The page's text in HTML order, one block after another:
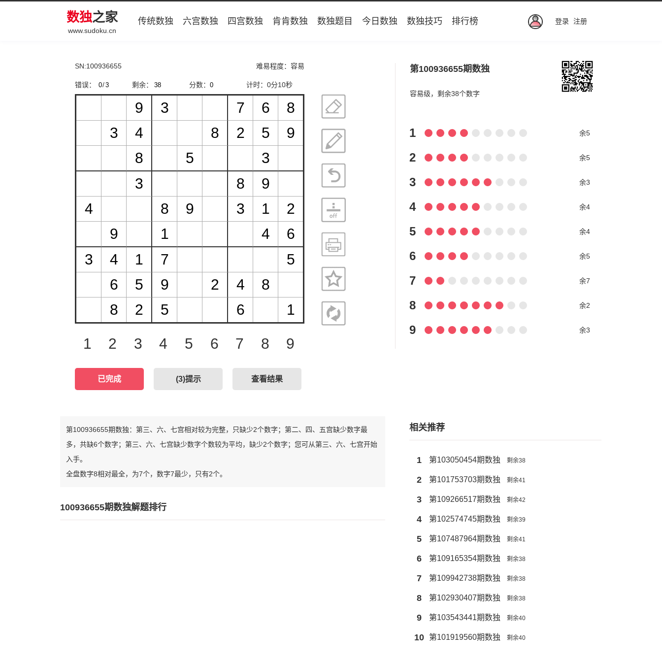
数独之家
www.sudoku.cn
传统数独 六宫数独 四宫数独 肯肯数独 数独题目 今日数独 数独技巧 排行榜 登录 注册
SN:100936655 难易程度：容易
错误： / 剩余： 分数： 计时： 0分10秒
1 2 3 4 5 6 7 8 9
已完成 (3)提示 查看结果
第100936655期数独
容易级，剩余38个数字
1 余5
2 余5
3 余3
4 余4
5 余4
6 余5
7 余7
8 余2
9 余3
第100936655期数独：第三、六、七宫相对较为完整，只缺少2个数字；第二、四、五宫缺少数字最
多，共缺6个数字；第三、六、七宫缺少数字个数较为平均，缺少2个数字；您可从第三、六、七宫开始
入手。
全盘数字8相对最全，为7个，数字7最少，只有2个。
100936655期数独解题排行
相关推荐
1 第103050454期数独 剩余38
2 第101753703期数独 剩余41
3 第109266517期数独 剩余42
4 第102574745期数独 剩余39
5 第107487964期数独 剩余41
6 第109165354期数独 剩余38
7 第109942738期数独 剩余38
8 第102930407期数独 剩余38
9 第103543441期数独 剩余40
10 第101919560期数独 剩余40